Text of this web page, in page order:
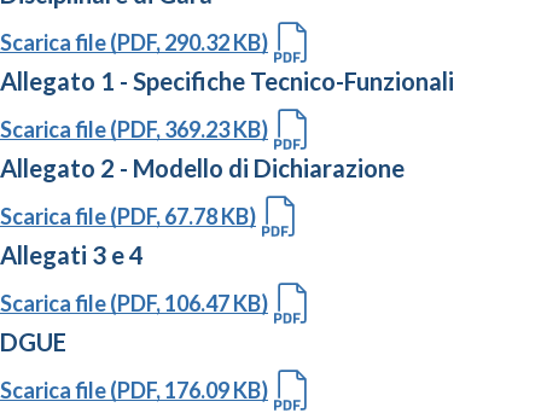
Scarica file (PDF, 290.32 KB)
Allegato 1 - Specifiche Tecnico-Funzionali
Scarica file (PDF, 369.23 KB)
Allegato 2 - Modello di Dichiarazione
Scarica file (PDF, 67.78 KB)
Allegati 3 e 4
Scarica file (PDF, 106.47 KB)
DGUE
Scarica file (PDF, 176.09 KB)